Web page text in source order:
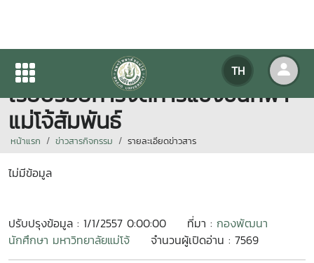
TH
ประชุมผู้เกี่ยวข้องการดูแลความ
เรียบร้อยการจัดการแข่งขันกีฬา
แม่โจ้สัมพันธ์
หน้าแรก ข่าวสารกิจกรรม รายละเอียดข่าวสาร
ไม่มีข้อมูล
ปรับปรุงข้อมูล : 1/1/2557 0:00:00 ที่มา : กองพัฒนา
นักศึกษา มหาวิทยาลัยแม่โจ้
จำนวนผู้เปิดอ่าน : 7569